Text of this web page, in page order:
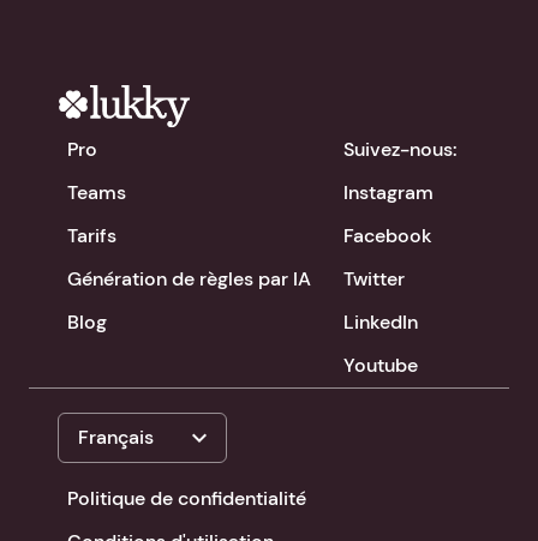
Pro
Teams
Tarifs
Génération de règles par IA
Blog
Suivez-nous:
Instagram
Facebook
Twitter
LinkedIn
Youtube
Français expand_more
Politique de confidentialité